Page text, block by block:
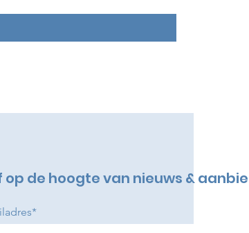
op de hoogte van nieuws &